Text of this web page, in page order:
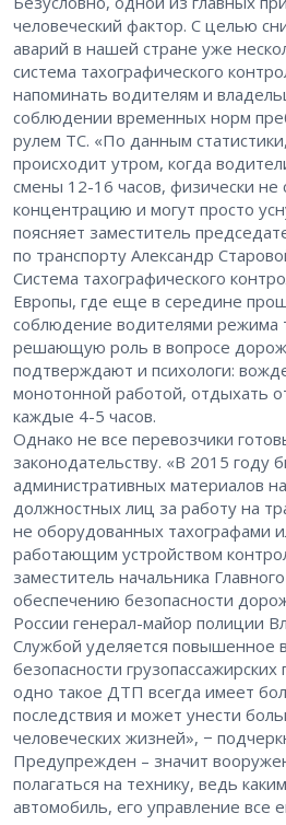
человеческий фактор. С целью
аварий в нашей стране уже
система тахографического
напоминать водителям и
соблюдении временных норм
рулем ТС. «По данным
происходит утром, когда
смены 12-16 часов, физически
концентрацию и могут просто
поясняет заместитель
по транспорту Александр
Система тахографического
Европы, где еще в середине
соблюдение водителями режима
решающую роль в вопросе
подтверждают и психологи:
монотонной работой, отдыхать
каждые 4-5 часов.
Однако не все перевозчики
законодательству. «В 2015 году
административных материалов
должностных лиц за работу на
не оборудованных тахографами
работающим устройством
заместитель начальника
обеспечению безопасности
России генерал-майор полиции
Службой уделяется повышенное
безопасности грузопассажирских
одно такое ДТП всегда имеет
последствия и может унести
человеческих жизней», −
Предупрежден – значит
полагаться на технику, ведь
автомобиль, его управление все